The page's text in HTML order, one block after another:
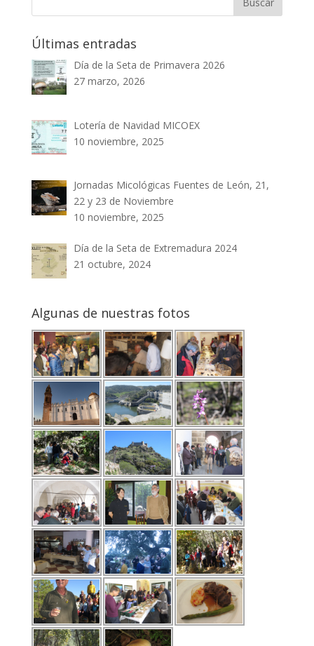
Últimas entradas
Día de la Seta de Primavera 2026
27 marzo, 2026
Lotería de Navidad MICOEX
10 noviembre, 2025
Jornadas Micológicas Fuentes de León, 21,
22 y 23 de Noviembre
10 noviembre, 2025
Día de la Seta de Extremadura 2024
21 octubre, 2024
Algunas de nuestras fotos